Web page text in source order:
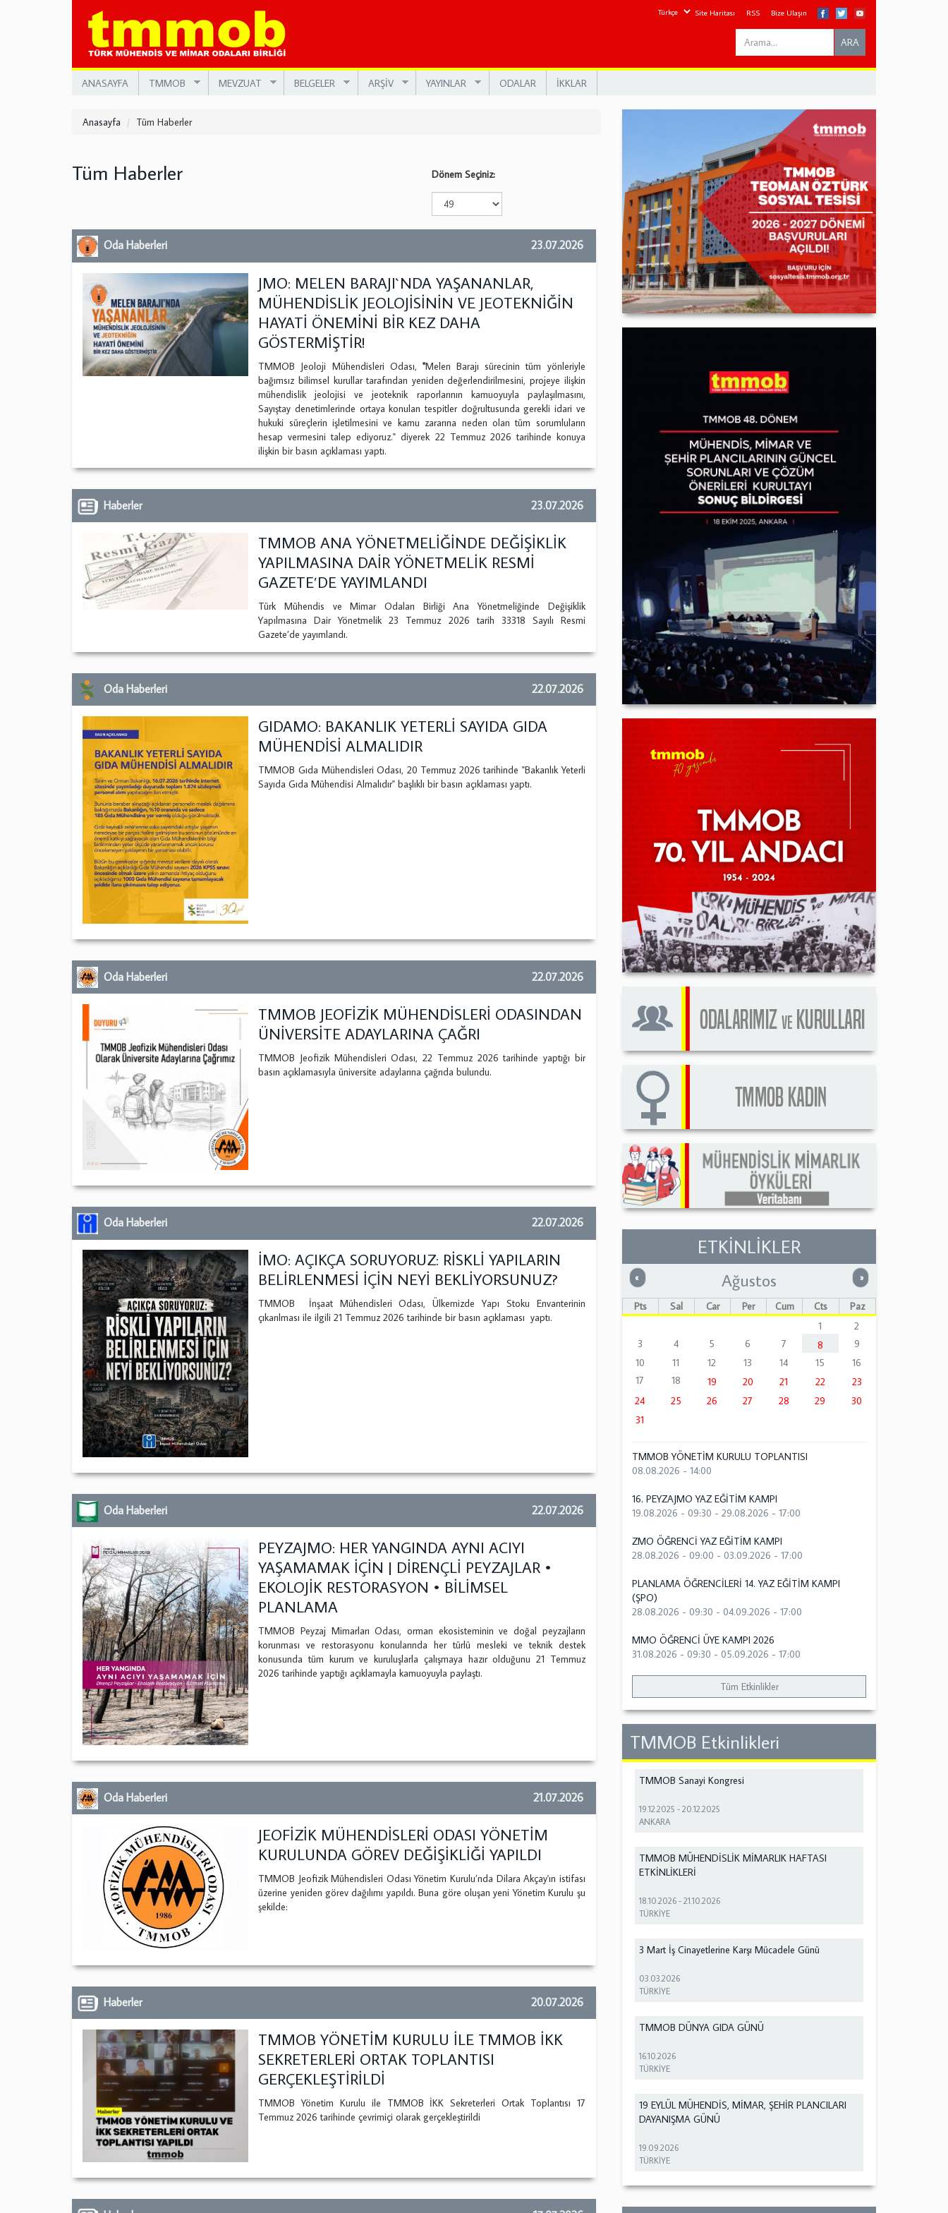
Site Haritası RSS Bize Ulaşın
Search
this
ARA
ANASAYFA TMMOB MEVZUAT BELGELER ARŞİV YAYINLAR ODALAR İKKLAR
Anasayfa Tüm Haberler
Tüm Haberler Dönem Seçiniz:
Oda Haberleri 23.07.2026
JMO: MELEN BARAJI`NDA YAŞANANLAR,
MÜHENDİSLİK JEOLOJİSİNİN VE JEOTEKNİĞİN
HAYATİ ÖNEMİNİ BİR KEZ DAHA
GÖSTERMİŞTİR!
TMMOB Jeoloji Mühendisleri Odası, "Melen Barajı sürecinin tüm yönleriyle
bağımsız bilimsel kurullar tarafından yeniden değerlendirilmesini, projeye ilişkin
mühendislik jeolojisi ve jeoteknik raporlarının kamuoyuyla paylaşılmasını,
Sayıştay denetimlerinde ortaya konulan tespitler doğrultusunda gerekli idari ve
hukuki süreçlerin işletilmesini ve kamu zararına neden olan tüm sorumluların
hesap vermesini talep ediyoruz." diyerek 22 Temmuz 2026 tarihinde konuya
ilişkin bir basın açıklaması yaptı.
Haberler 23.07.2026
TMMOB ANA YÖNETMELİĞİNDE DEĞİŞİKLİK
YAPILMASINA DAİR YÖNETMELİK RESMİ
GAZETE’DE YAYIMLANDI
Türk Mühendis ve Mimar Odaları Birliği Ana Yönetmeliğinde Değişiklik
Yapılmasına Dair Yönetmelik 23 Temmuz 2026 tarih 33318 Sayılı Resmi
Gazete’de yayımlandı.
Oda Haberleri 22.07.2026
GIDAMO: BAKANLIK YETERLİ SAYIDA GIDA
MÜHENDİSİ ALMALIDIR
TMMOB Gıda Mühendisleri Odası, 20 Temmuz 2026 tarihinde "Bakanlık Yeterli
Sayıda Gıda Mühendisi Almalıdır" başlıklı bir basın açıklaması yaptı.
Oda Haberleri 22.07.2026
TMMOB JEOFİZİK MÜHENDİSLERİ ODASINDAN
ÜNİVERSİTE ADAYLARINA ÇAĞRI
TMMOB Jeofizik Mühendisleri Odası, 22 Temmuz 2026 tarihinde yaptığı bir
basın açıklamasıyla üniversite adaylarına çağrıda bulundu.
Oda Haberleri 22.07.2026
İMO: AÇIKÇA SORUYORUZ: RİSKLİ YAPILARIN
BELİRLENMESİ İÇİN NEYİ BEKLİYORSUNUZ?
TMMOB İnşaat Mühendisleri Odası, Ülkemizde Yapı Stoku Envanterinin
çıkarılması ile ilgili 21 Temmuz 2026 tarihinde bir basın açıklaması yaptı.
Oda Haberleri 22.07.2026
PEYZAJMO: HER YANGINDA AYNI ACIYI
YAŞAMAMAK İÇİN | DİRENÇLİ PEYZAJLAR •
EKOLOJİK RESTORASYON • BİLİMSEL
PLANLAMA
TMMOB Peyzaj Mimarları Odası, orman ekosisteminin ve doğal peyzajların
korunması ve restorasyonu konularında her türlü mesleki ve teknik destek
konusunda tüm kurum ve kuruluşlarla çalışmaya hazır olduğunu 21 Temmuz
2026 tarihinde yaptığı açıklamayla kamuoyuyla paylaştı.
Oda Haberleri 21.07.2026
JEOFİZİK MÜHENDİSLERİ ODASI YÖNETİM
KURULUNDA GÖREV DEĞİŞİKLİĞİ YAPILDI
TMMOB Jeofizik Mühendisleri Odası Yönetim Kurulu’nda Dilara Akçay'ın istifası
üzerine yeniden görev dağılımı yapıldı. Buna göre oluşan yeni Yönetim Kurulu şu
şekilde:
Haberler 20.07.2026
TMMOB YÖNETİM KURULU İLE TMMOB İKK
SEKRETERLERİ ORTAK TOPLANTISI
GERÇEKLEŞTİRİLDİ
TMMOB Yönetim Kurulu ile TMMOB İKK Sekreterleri Ortak Toplantısı 17
Temmuz 2026 tarihinde çevrimiçi olarak gerçekleştirildi
ETKİNLİKLER
« Önceki »Sonraki
Ağustos
Pts Sal Çar Per Cum Cts
Paz
1
2
3
4 5 6 7 8
9
10
11 12 13 14 15
16
17
18 19 20 21 22
23
24
25 26 27 28 29
30
31
TMMOB YÖNETİM KURULU TOPLANTISI
08.08.2026 - 14:00
16. PEYZAJMO YAZ EĞİTİM KAMPI
19.08.2026 - 09:30 -29.08.2026 - 17:00
ZMO ÖĞRENCİ YAZ EĞİTİM KAMPI
28.08.2026 - 09:00 -03.09.2026 - 17:00
PLANLAMA ÖĞRENCİLERİ 14. YAZ EĞİTİM KAMPI
(ŞPO)
28.08.2026 - 09:30 -04.09.2026 - 17:00
MMO ÖĞRENCİ ÜYE KAMPI 2026
31.08.2026 - 09:30 -05.09.2026 - 17:00
Tüm Etkinlikler
TMMOB Etkinlikleri
TMMOB Sanayi Kongresi
19.12.2025 -20.12.2025
ANKARA
TMMOB MÜHENDİSLİK MİMARLIK HAFTASI
ETKİNLİKLERİ
18.10.2026 -21.10.2026
TÜRKİYE
3 Mart İş Cinayetlerine Karşı Mücadele Günü
03.03.2026
TÜRKİYE
TMMOB DÜNYA GIDA GÜNÜ
16.10.2026
TÜRKİYE
19 EYLÜL MÜHENDİS, MİMAR, ŞEHİR PLANCILARI
DAYANIŞMA GÜNÜ
19.09.2026
TÜRKİYE